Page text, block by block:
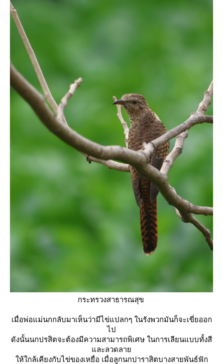
กระทรวงสาธารณสุข
เมื่อพ่อแม่นกกลับมาเห็นว่ามีไข่แปลกๆ ในรังพวกมันก็จะเขี่ยออก
ไป
ดังนั้นนกปรสิตจะต้องมีความสามารถพิเศษ ในการเลียนแบบทั้งสี
ละลวดลา
ห้ใกล้เคียงกับไข่ของเหยื่อ เมื่อลูกนกปาราสิตบางสายพันธ์ฟัก